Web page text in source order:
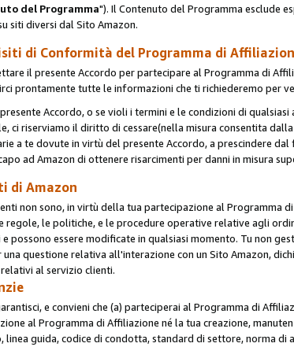
del Programma"). Il Contenuto del Programma esclude
siti diversi dal Sito Amazon.
di Conformità del Programma di
il presente Accordo per partecipare al Programma di
prontamente tutte le informazioni che ti richiederemo per
Accordo, o se violi i termini e le condizioni di
ci riserviamo il diritto di cessare(nella misura consentita
a te dovute in virtù del presente Accordo, a prescindere
ad Amazon di ottenere risarcimenti per danni in misura
di Amazon
non sono, in virtù della tua partecipazione al Programma
regole, le politiche, e le procedure operative relative agli
possono essere modificate in qualsiasi momento. Tu non
una questione relativa all'interazione con un Sito Amazon,
al servizio clienti.
e convieni che (a) parteciperai al Programma di
al Programma di Affiliazione né la tua creazione,
linea guida, codice di condotta, standard di settore, norma